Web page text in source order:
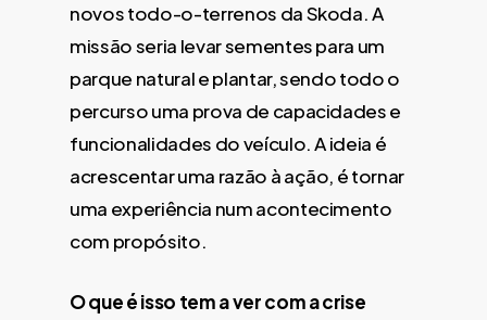
novos todo-o-terrenos da Skoda. A
missão seria levar sementes para um
parque natural e plantar, sendo todo o
percurso uma prova de capacidades e
funcionalidades do veículo. A ideia é
acrescentar uma razão à ação, é tornar
uma experiência num acontecimento
com propósito.
O que é isso tem a ver com a crise